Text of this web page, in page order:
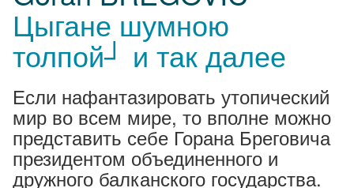
Цыгане шумною
толпой┘ и так далее
Если нафантазировать утопический
мир во всем мире, то вполне можно
представить себе Горана Бреговича
президентом объединенного и
дружного балканского государства.